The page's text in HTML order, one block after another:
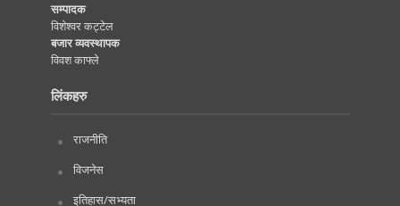
सम्पादक
विशेश्वर कट्टेल
बजार व्यवस्थापक
विवश काफ्ले
लिंकहरु
राजनीति
विजनेस
इतिहास/सभ्यता